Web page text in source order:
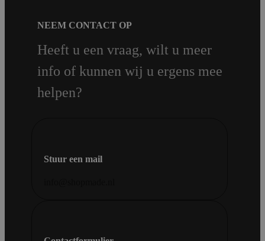
NEEM CONTACT OP
Heeft u een vraag, wilt u meer
info of kunnen wij u ergens mee
helpen?
Stuur een mail